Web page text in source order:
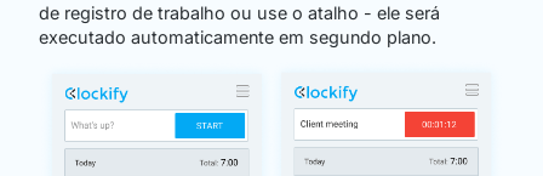
de registro de trabalho ou use o atalho - ele será
executado automaticamente em segundo plano.